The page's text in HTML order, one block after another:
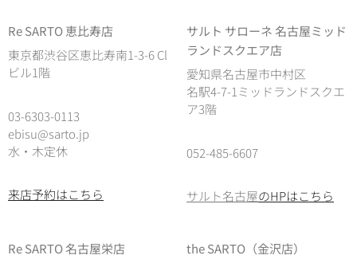
Re SARTO 恵比寿店
東京都渋谷区恵比寿南1-3-6 Cl
ビル1階
03-6303-0113
ebisu@sarto.jp
水・木定休
来店予約はこちら
サルト サローネ 名古屋ミッド
ランドスクエア店
愛知県名古屋市中村区
名駅4-7-1ミッドランドスクエ
ア3階
052-485-6607
サルト名古屋のHPはこちら
Re SARTO 名古屋栄店
the SARTO（金沢店）